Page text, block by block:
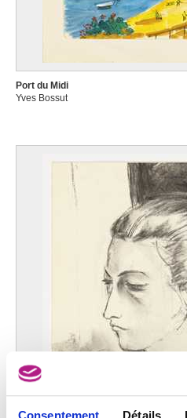
Consentement Détails
Port du Midi
Yves Bossut